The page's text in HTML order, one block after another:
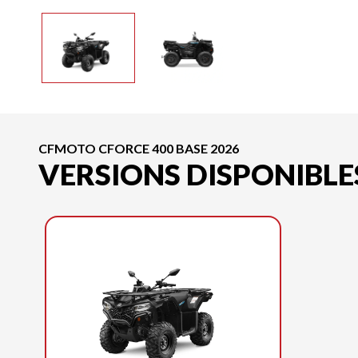
CFMOTO CFORCE 400 BASE 2026
VERSIONS